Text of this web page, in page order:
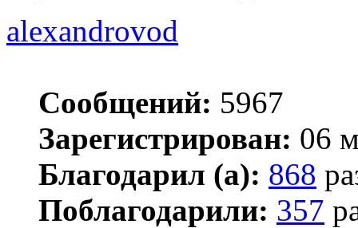
alexandrovod
Сообщений: 5967
Зарегистрирован: 06
Благодарил (а): 868
Поблагодарили: 357